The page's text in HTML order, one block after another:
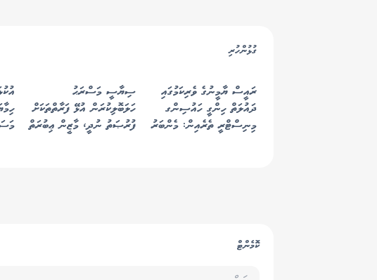
ކޮމެންޓް
ގުޅުންހުރި
ރައީސް ޔާމީނުގެ ވެރިކަމުގައި
ދައުލަތް ހިންގީ ހައުސިންގ
މިނިސްޓްރީ ތެރެއިން: މެންބަރު
ސިޔާސީ މަސްރަޙު
ހަލަބޮލިކުރަން އުޅޭ ފަރާތްތަކަށް
ފުރުޞަތު ނުދީ، މާޒީން ޢިބުރަތް